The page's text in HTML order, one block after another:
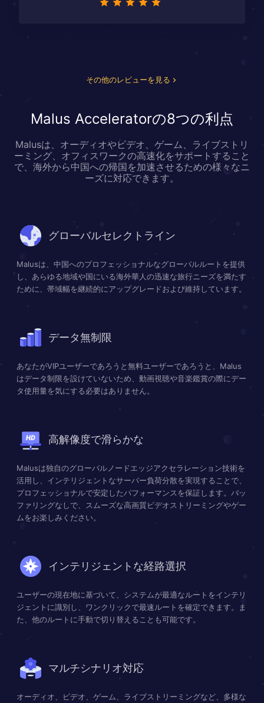
その他のレビューを見る
Malus Acceleratorの8つの利点
Malusは、オーディオやビデオ、ゲーム、ライブストリ
ーミング、オフィスワークの高速化をサポートすること
で、海外から中国への帰国を加速させるための様々なニ
ーズに対応できます。
グローバルセレクトライン
Malusは、中国へのプロフェッショナルなグローバルルートを提供
し、あらゆる地域や国にいる海外華人の迅速な旅行ニーズを満たす
ために、帯域幅を継続的にアップグレードおよび維持しています。
データ無制限
あなたがVIPユーザーであろうと無料ユーザーであろうと、Malus
はデータ制限を設けていないため、動画視聴や音楽鑑賞の際にデー
タ使用量を気にする必要はありません。
高解像度で滑らかな
Malusは独自のグローバルノードエッジアクセラレーション技術を
活用し、インテリジェントなサーバー負荷分散を実現することで、
プロフェッショナルで安定したパフォーマンスを保証します。バッ
ファリングなしで、スムーズな高画質ビデオストリーミングやゲー
ムをお楽しみください。
インテリジェントな経路選択
ユーザーの現在地に基づいて、システムが最適なルートをインテリ
ジェントに識別し、ワンクリックで最速ルートを確定できます。ま
た、他のルートに手動で切り替えることも可能です。
マルチシナリオ対応
オーディオ、ビデオ、ゲーム、ライブストリーミングなど、多様な